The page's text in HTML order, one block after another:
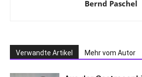
Bernd Paschel
Verwandte Artikel Mehr vom Autor